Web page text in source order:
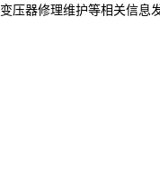
压器修理维护等相关信息